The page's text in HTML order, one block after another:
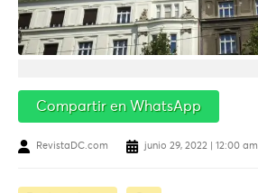
Compartir en WhatsApp
RevistaDC.com junio 29, 2022 | 12:00 am